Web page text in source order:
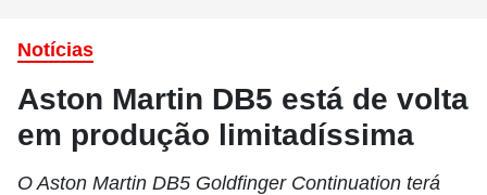
Notícias
Aston Martin DB5 está de volta
em produção limitadíssima
O Aston Martin DB5 Goldfinger Continuation terá